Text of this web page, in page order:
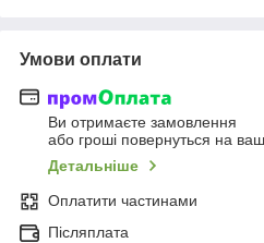
Умови оплати
Ви отримаєте замовлення
або гроші повернуться на
Детальніше
Оплатити частинами
Післяплата